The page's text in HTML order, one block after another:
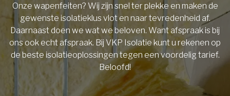
Vorige
Onze wapenfeiten? Wij zijn snel ter plekke en maken de
gewenste isolatieklus vlot en naar tevredenheid af.
Daarnaast doen we wat we beloven. Want afspraak is bij
ons ook echt afspraak. Bij VKP Isolatie kunt u rekenen op
de beste isolatieoplossingen tegen een voordelig tarief.
Beloofd!